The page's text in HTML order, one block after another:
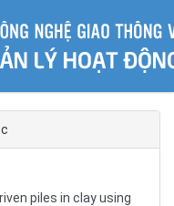
piles in clay using